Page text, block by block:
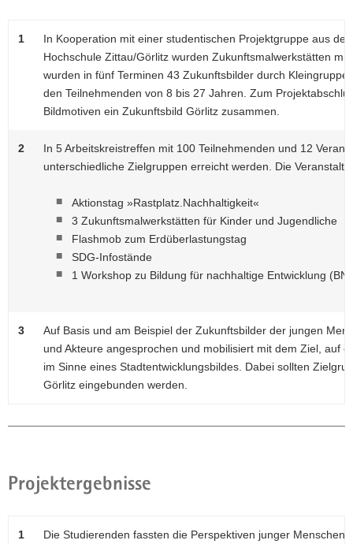
1
In Kooperation mit einer studentischen Projektgruppe aus
Hochschule Zittau/Görlitz wurden Zukunftsmalwerkstätten
wurden in fünf Terminen 43 Zukunftsbilder durch
den Teilnehmenden von 8 bis 27 Jahren. Zum
Bildmotiven ein Zukunftsbild Görlitz zusammen.
2
In 5 Arbeitskreistreffen mit 100 Teilnehmenden und 12
unterschiedliche Zielgruppen erreicht werden. Die
Aktionstag »Rastplatz.Nachhaltigkeit«
3 Zukunftsmalwerkstätten für Kinder und Jugendliche
Flashmob zum Erdüberlastungstag
SDG-Infostände
1 Workshop zu Bildung für nachhaltige Entwicklung
3
Auf Basis und am Beispiel der Zukunftsbilder der jungen
und Akteure angesprochen und mobilisiert mit dem Ziel, auf
im Sinne eines Stadtentwicklungsbildes. Dabei sollten
Görlitz eingebunden werden.
Projektergebnisse
1
Die Studierenden fassten die Perspektiven junger Menschen